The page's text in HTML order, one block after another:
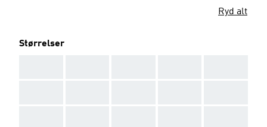
Ryd alt
Størrelser